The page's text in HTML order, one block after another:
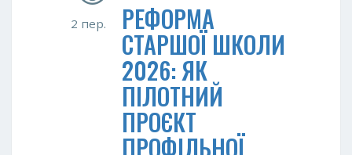
2 пер. РЕФОРМА
СТАРШОЇ ШКОЛИ
2026: ЯК
ПІЛОТНИЙ
ПРОЄКТ
ПРОФІЛЬНОЇ